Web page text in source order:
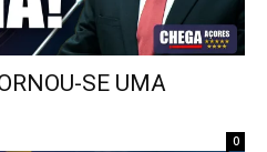
SE UMA
0